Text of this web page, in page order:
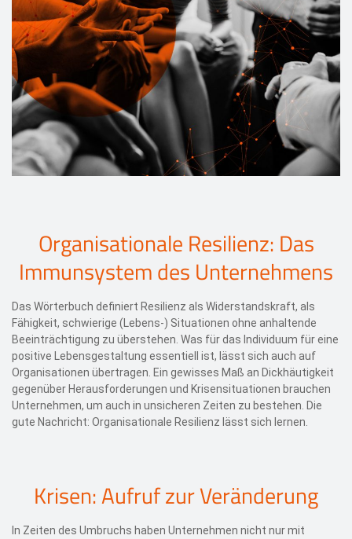
Organisationale Resilienz: Das
Immunsystem des Unternehmens
Das Wörterbuch definiert Resilienz als Widerstandskraft, als
Fähigkeit, schwierige (Lebens-) Situationen ohne anhaltende
Beeinträchtigung zu überstehen. Was für das Individuum für eine
positive Lebensgestaltung essentiell ist, lässt sich auch auf
Organisationen übertragen. Ein gewisses Maß an Dickhäutigkeit
gegenüber Herausforderungen und Krisensituationen brauchen
Unternehmen, um auch in unsicheren Zeiten zu bestehen. Die
gute Nachricht: Organisationale Resilienz lässt sich lernen.
Krisen: Aufruf zur Veränderung
In Zeiten des Umbruchs haben Unternehmen nicht nur mit